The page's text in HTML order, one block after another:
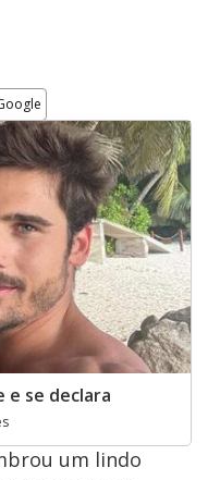
e se declara
um lindo